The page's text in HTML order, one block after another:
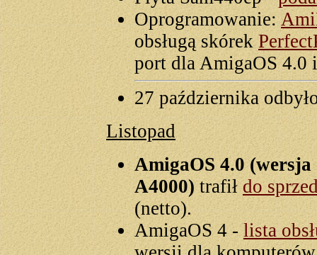
Oprogramowanie:
obsługą skórek
port dla AmigaOS
27 października
Listopad
AmigaOS 4.0
A4000)trafiłdo
(netto).
AmigaOS 4 -lista